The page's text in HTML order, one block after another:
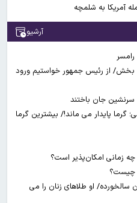
آمریکا به شلمچه
آرشیو
بخش/ از رئیس جمهور خواستیم ورود
پایدار می ماند!/ بیشترین گرما
زمانی امکان‌پذیر است؟
چیست؟
او طلاهای زنان را می